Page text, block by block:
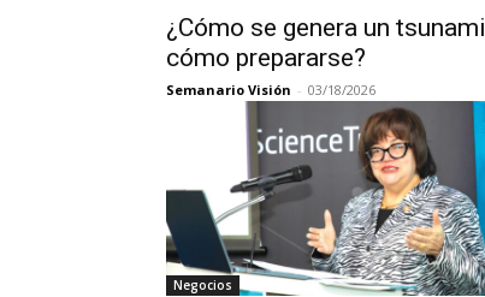
¿Cómo se genera un
cómo prepararse?
Semanario Visión - 03/18/2026
Negocios